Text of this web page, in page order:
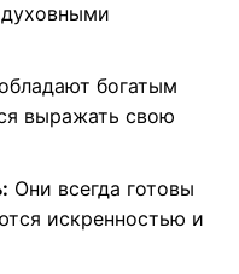
богатым
выражать свою
Они всегда готовы
искренностью и